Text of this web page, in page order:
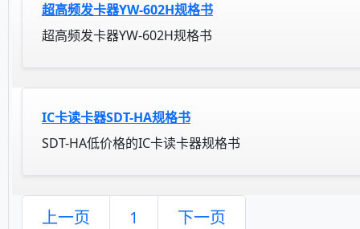
超高频发卡器YW-602H规格书
超高频发卡器YW-602H规格书
IC卡读卡器SDT-HA规格书
SDT-HA低价格的IC卡读卡器规格书
上一页 1 下一页